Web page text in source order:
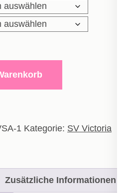
1 Kategorie: SV Victoria
Zusätzliche Informationen